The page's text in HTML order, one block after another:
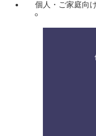
個人・ご家庭向